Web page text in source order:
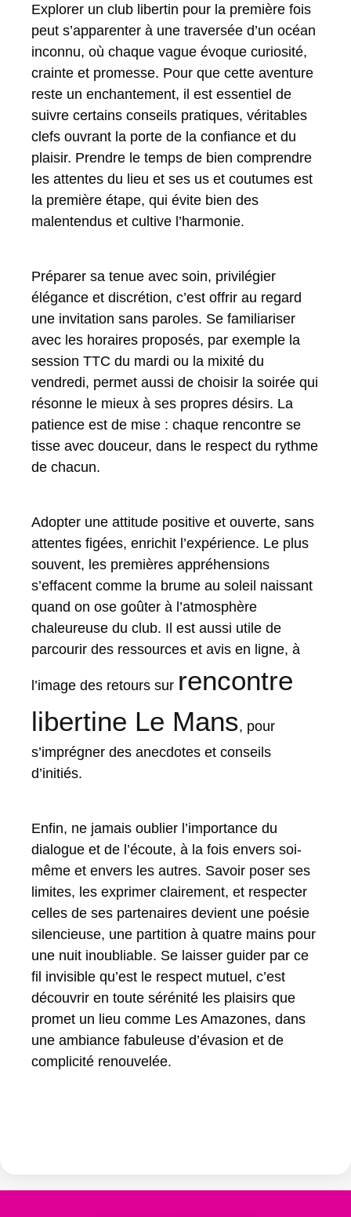
Explorer un club libertin pour la première fois
peut s’apparenter à une traversée d’un océan
inconnu, où chaque vague évoque curiosité,
crainte et promesse. Pour que cette aventure
reste un enchantement, il est essentiel de
suivre certains conseils pratiques, véritables
clefs ouvrant la porte de la confiance et du
plaisir. Prendre le temps de bien comprendre
les attentes du lieu et ses us et coutumes est
la première étape, qui évite bien des
malentendus et cultive l’harmonie.
Préparer sa tenue avec soin, privilégier
élégance et discrétion, c’est offrir au regard
une invitation sans paroles. Se familiariser
avec les horaires proposés, par exemple la
session TTC du mardi ou la mixité du
vendredi, permet aussi de choisir la soirée qui
résonne le mieux à ses propres désirs. La
patience est de mise : chaque rencontre se
tisse avec douceur, dans le respect du rythme
de chacun.
Adopter une attitude positive et ouverte, sans
attentes figées, enrichit l’expérience. Le plus
souvent, les premières appréhensions
s’effacent comme la brume au soleil naissant
quand on ose goûter à l’atmosphère
chaleureuse du club. Il est aussi utile de
parcourir des ressources et avis en ligne, à
l’image des retours sur rencontre
libertine Le Mans, pour
s’imprégner des anecdotes et conseils
d’initiés.
Enfin, ne jamais oublier l’importance du
dialogue et de l’écoute, à la fois envers soi-
même et envers les autres. Savoir poser ses
limites, les exprimer clairement, et respecter
celles de ses partenaires devient une poésie
silencieuse, une partition à quatre mains pour
une nuit inoubliable. Se laisser guider par ce
fil invisible qu’est le respect mutuel, c’est
découvrir en toute sérénité les plaisirs que
promet un lieu comme Les Amazones, dans
une ambiance fabuleuse d’évasion et de
complicité renouvelée.